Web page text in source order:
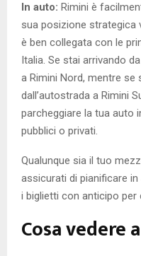
In auto: Rimini è
sua posizione strategica
è ben collegata con le
Italia. Se stai arrivando
a Rimini Nord, mentre se
dall’autostrada a Rimini
parcheggiare la tua auto
pubblici o privati.
Qualunque sia il tuo
assicurati di pianificare
i biglietti con anticipo per
Cosa vedere